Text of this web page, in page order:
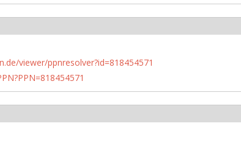
viewer/ppnresolver?id=818454571